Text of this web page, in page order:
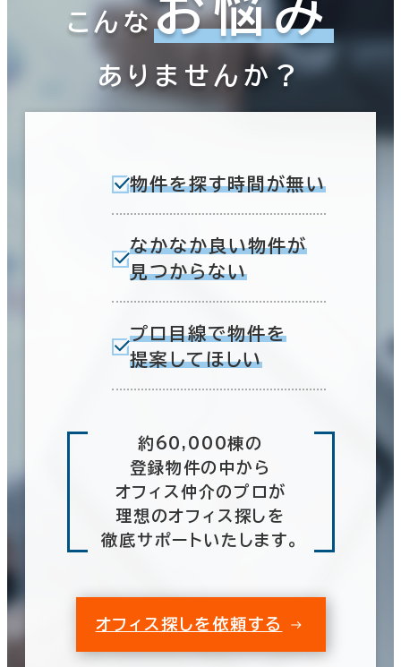
こんなお悩み
ありませんか？
物件を探す時間が無い
なかなか良い物件が
見つからない
プロ目線で物件を
提案してほしい
約60,000棟の
登録物件の中から
オフィス仲介のプロが
理想のオフィス探しを
徹底サポートいたします。
オフィス探しを依頼する